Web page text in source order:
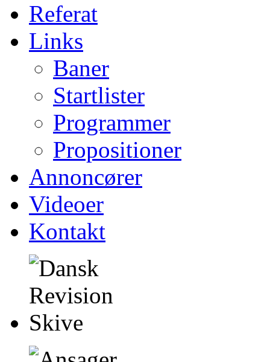
Referat
Links
Baner
Startlister
Programmer
Propositioner
Annoncører
Videoer
Kontakt